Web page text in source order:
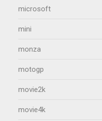
microsoft
mini
monza
motogp
movie2k
movie4k